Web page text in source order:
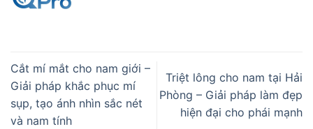
Cắt mí mắt cho nam giới –
Giải pháp khắc phục mí
sụp, tạo ánh nhìn sắc nét
và nam tính
Triệt lông cho nam tại Hải
Phòng – Giải pháp làm đẹp
hiện đại cho phái mạnh